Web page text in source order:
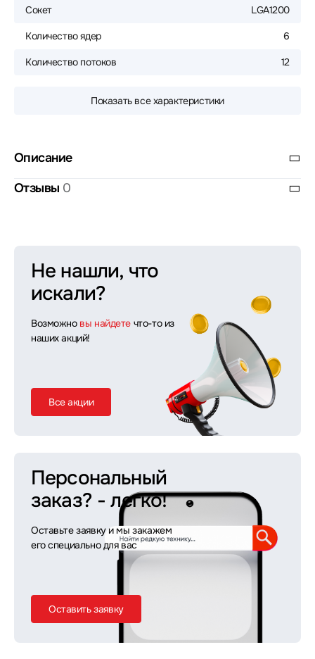
Сокет LGA1200
Количество ядер 6
Количество потоков 12
Показать все характеристики
Описание
Отзывы 0
Не нашли, что
искали?
Возможно вы найдете что-то из
наших акций!
Все акции
Персональный
заказ? - легко!
Оставьте заявку и мы закажем
его специально для вас
Оставить заявку